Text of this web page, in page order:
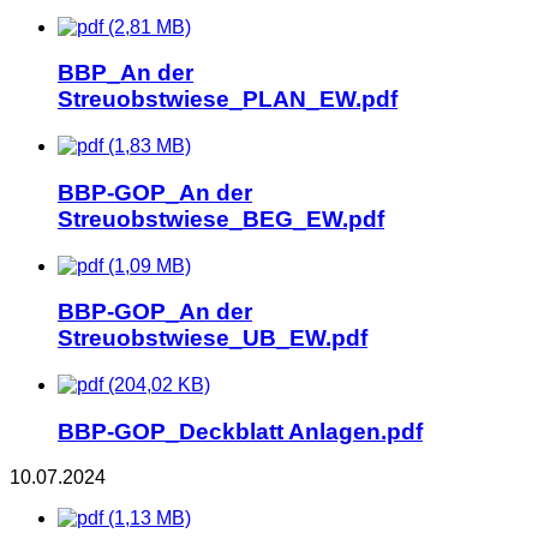
(2,81 MB)
BBP_An der
Streuobstwiese_PLAN_EW.pdf
(1,83 MB)
BBP-GOP_An der
Streuobstwiese_BEG_EW.pdf
(1,09 MB)
BBP-GOP_An der
Streuobstwiese_UB_EW.pdf
(204,02 KB)
BBP-GOP_Deckblatt Anlagen.pdf
10.07.2024
(1,13 MB)